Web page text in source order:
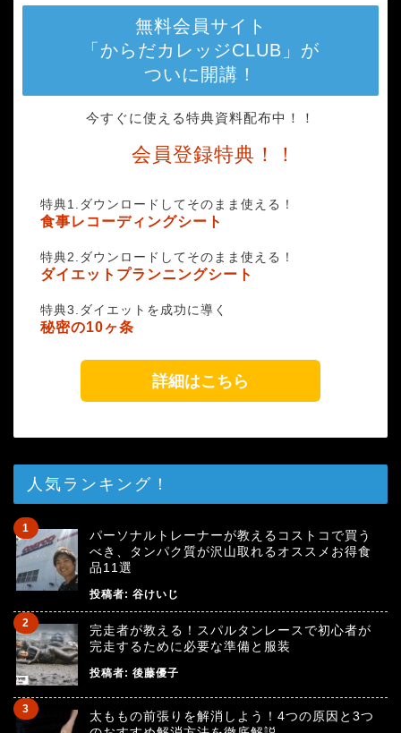
無料会員サイト
「からだカレッジCLUB」が
ついに開講！
今すぐに使える特典資料配布中！！
会員登録特典！！
特典1.ダウンロードしてそのまま使える！
食事レコーディングシート
特典2.ダウンロードしてそのまま使える！
ダイエットプランニングシート
特典3.ダイエットを成功に導く
秘密の10ヶ条
詳細はこちら
人気ランキング！
パーソナルトレーナーが教えるコストコで買う
べき、タンパク質が沢山取れるオススメお得食
品11選
投稿者: 谷けいじ
完走者が教える！スパルタンレースで初心者が
完走するために必要な準備と服装
投稿者: 後藤優子
太ももの前張りを解消しよう！4つの原因と3つ